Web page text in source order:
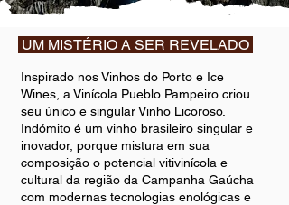
UM MISTÉRIO A SER REVELADO
Inspirado nos Vinhos do Porto e Ice
Wines, a Vinícola Pueblo Pampeiro criou
seu único e singular Vinho Licoroso.
Indómito é um vinho brasileiro singular e
inovador, porque mistura em sua
composição o potencial vitivinícola e
cultural da região da Campanha Gaúcha
com modernas tecnologias enológicas e